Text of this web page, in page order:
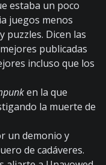
estaba un poco
juegos menos
puzzles. Dicen las
publicadas
incluso que los
en la que
la muerte de
un demonio y
de cadáveres.